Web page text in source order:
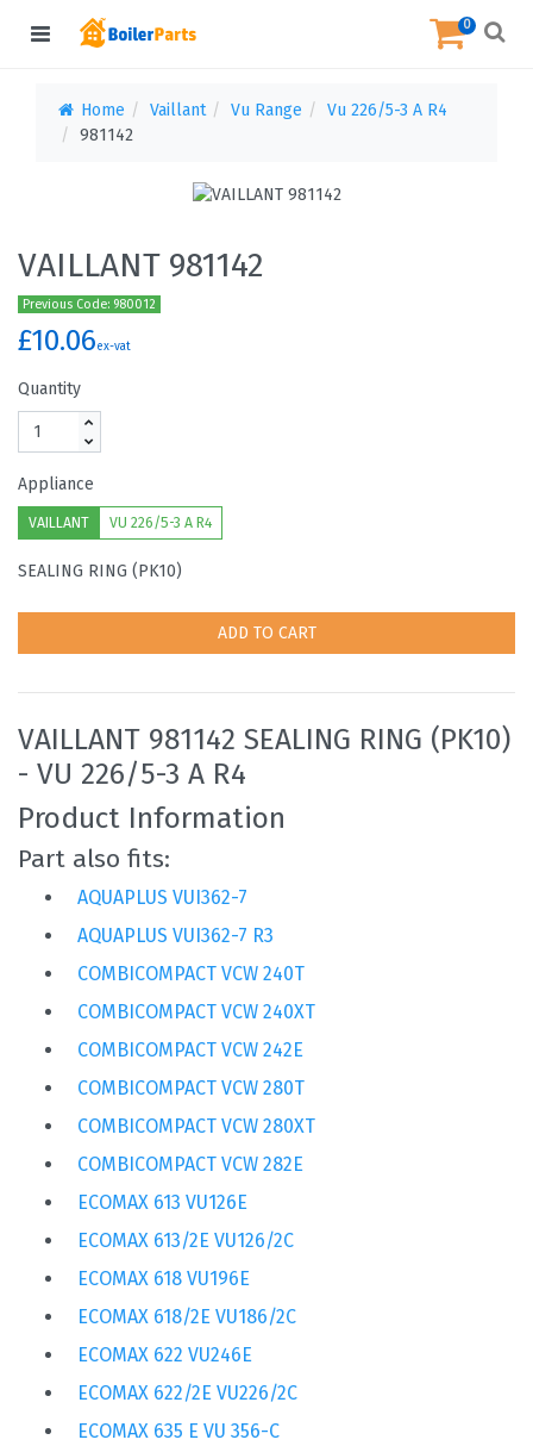
0
Home Vaillant Vu Range
Vu 226/5-3 A R4
981142
VAILLANT 981142
Previous Code: 980012
£10.06ex-vat
Quantity
Appliance
VAILLANT VU 226/5-3 A R4
SEALING RING (PK10)
ADD TO CART
VAILLANT 981142 SEALING RING (PK10)
- VU 226/5-3 A R4
Product Information
Part also fits:
AQUAPLUS VUI362-7
AQUAPLUS VUI362-7 R3
COMBICOMPACT VCW 240T
COMBICOMPACT VCW 240XT
COMBICOMPACT VCW 242E
COMBICOMPACT VCW 280T
COMBICOMPACT VCW 280XT
COMBICOMPACT VCW 282E
ECOMAX 613 VU126E
ECOMAX 613/2E VU126/2C
ECOMAX 618 VU196E
ECOMAX 618/2E VU186/2C
ECOMAX 622 VU246E
ECOMAX 622/2E VU226/2C
ECOMAX 635 E VU 356-C